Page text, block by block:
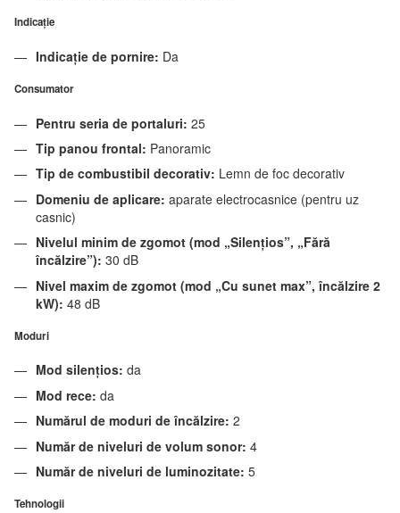
Indicaţie
Indicație de pornire: Da
Consumator
Pentru seria de portaluri: 25
Tip panou frontal: Panoramic
Tip de combustibil decorativ: Lemn de foc decorativ
Domeniu de aplicare: aparate electrocasnice (pentru uz
casnic)
Nivelul minim de zgomot (mod „Silențios”, „Fără
încălzire”): 30 dB
Nivel maxim de zgomot (mod „Cu sunet max”, încălzire 2
kW): 48 dB
Moduri
Mod silențios: da
Mod rece: da
Numărul de moduri de încălzire: 2
Număr de niveluri de volum sonor: 4
Număr de niveluri de luminozitate: 5
Tehnologii